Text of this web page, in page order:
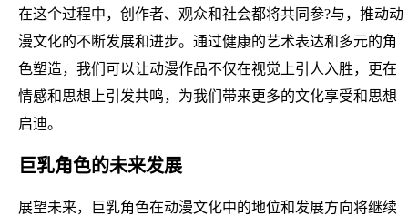
在这个过程中，创作者、观众和社会都将共同参?与，推动动
漫文化的不断发展和进步。通过健康的艺术表达和多元的角
色塑造，我们可以让动漫作品不仅在视觉上引人入胜，更在
情感和思想上引发共鸣，为我们带来更多的文化享受和思想
启迪。
巨乳角色的未来发展
展望未来，巨乳角色在动漫文化中的地位和发展方向将继续